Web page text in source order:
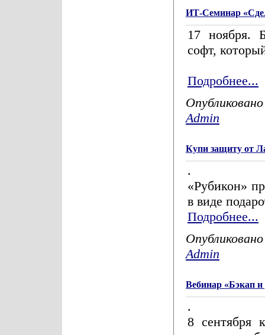
ИТ-Семинар
17 ноября.
софт,
Подробнее...
Admin
Купи защиту от
.
«Рубикон»
в виде
Подробнее...
Admin
Вебинар «Бэкап
.
8 сентября